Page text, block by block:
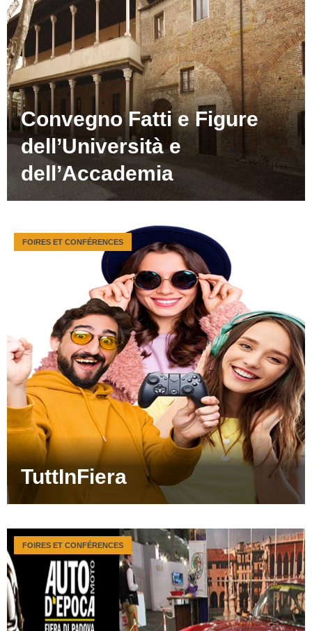
Convegno Fatti e Figure
dell’Università e
dell’Accademia
TuttInFiera
FOIRES ET CONFÉRENCES
FOIRES ET CONFÉRENCES